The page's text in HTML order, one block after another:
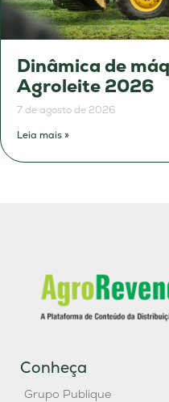
Dinâmica de
Agroleite 2026
7 de agosto de 2026
Leia mais »
Conheça
Grupo Publique